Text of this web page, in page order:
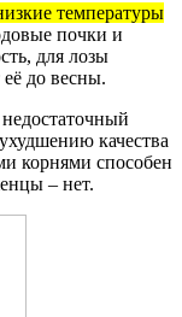
температуры
почки и
для лозы
до весны.
качества
корнями способен
– нет.